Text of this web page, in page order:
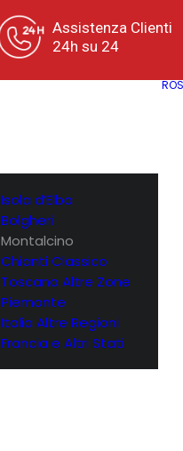
Assistenza Clienti
24h su 24
Isola d’Elba
Bolgheri
Montalcino
Chianti Classico
Toscana Altre Zone
Piemonte
Italia Altre Regioni
Francia e Altri Stati